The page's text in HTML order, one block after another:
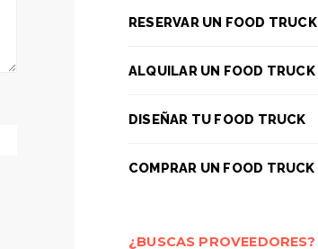
RESERVAR UN FOOD TRUCK
ALQUILAR UN FOOD TRUCK
DISEÑAR TU FOOD TRUCK
COMPRAR UN FOOD TRUCK
¿BUSCAS PROVEEDORES?